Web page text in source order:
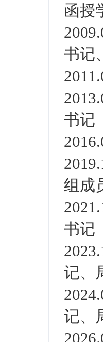
函授
书记
书记
组成
书记
记、
记、